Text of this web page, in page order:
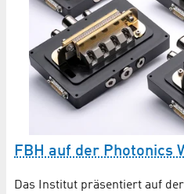
FBH auf der Photonics
Das Institut präsentiert auf